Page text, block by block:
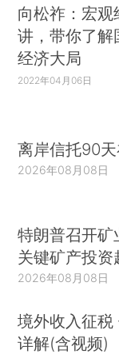
向松祚：宏观
讲，带你了解
经济大局
2022年04月06日
离岸信托90
2026年08月08日
特朗普召开矿
关键矿产投
2026年08月08日
境外收入征
详解(含视频)